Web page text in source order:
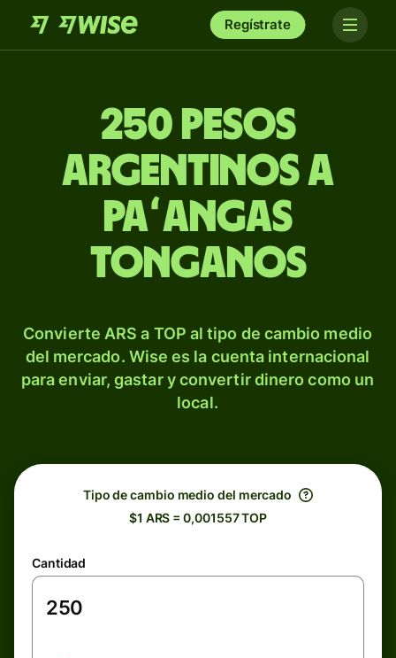
Regístrate
250 pesos
argentinos a
paʻangas
tonganos
Convierte ARS a TOP al tipo de cambio medio
del mercado. Wise es la cuenta internacional
para enviar, gastar y convertir dinero como un
local.
Tipo de cambio medio del mercado
$1 ARS = 0,001557 TOP
Cantidad